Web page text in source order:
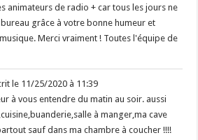
animateurs de radio + car tous les jours ne
grâce à votre bonne humeur et
Merci vraiment ! Toutes l'équipe de
le 11/25/2020 à 11:39
à vous entendre du matin au soir. aussi
à manger,ma cave
sauf dans ma chambre à coucher !!!!